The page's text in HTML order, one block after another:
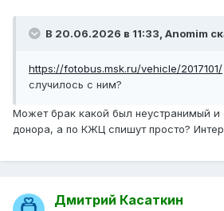
В 20.06.2026 в 11:33, Anomim
https://fotobus.msk.ru/vehicle/2017101/
случилось с ним?
Может брак какой был неустранимый и
донора, а по КЖЦ спишут просто?
Дмитрий Касаткин